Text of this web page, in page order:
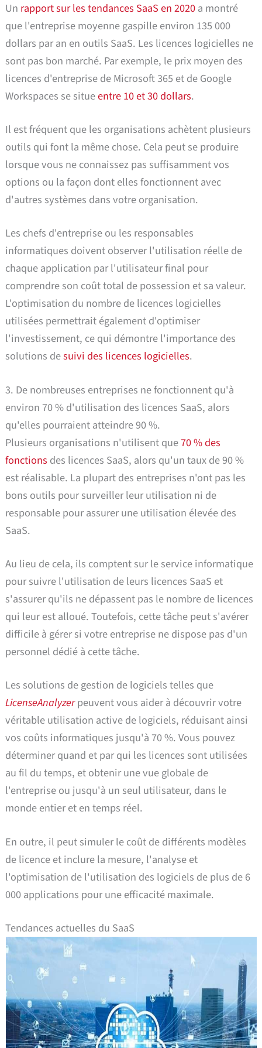
Un rapport sur les tendances SaaS en 2020a montré
que l'entreprise moyenne gaspille environ 135 000
dollars par an en outils SaaS. Les licences logicielles ne
sont pas bon marché. Par exemple, le prix moyen des
licences d'entreprise de Microsoft 365 et de Google
Workspaces se situeentre 10 et 30 dollars.
Il est fréquent que les organisations achètent plusieurs
outils qui font la même chose. Cela peut se produire
lorsque vous ne connaissez pas suffisamment vos
options ou la façon dont elles fonctionnent avec
d'autres systèmes dans votre organisation.
Les chefs d'entreprise ou les responsables
informatiques doivent observer l'utilisation réelle de
chaque application par l'utilisateur final pour
comprendre son coût total de possession et sa valeur.
L'optimisation du nombre de licences logicielles
utilisées permettrait également d'optimiser
l'investissement, ce qui démontre l'importance des
solutions desuivi des licences logicielles.
3. De nombreuses entreprises ne fonctionnent qu'à
environ 70 % d'utilisation des licences SaaS, alors
qu'elles pourraient atteindre 90 %.
Plusieurs organisations n'utilisent que70 % des
fonctions des licences SaaS, alors qu'un taux de 90 %
est réalisable. La plupart des entreprises n'ont pas les
bons outils pour surveiller leur utilisation ni de
responsable pour assurer une utilisation élevée des
SaaS.
Au lieu de cela, ils comptent sur le service informatique
pour suivre l'utilisation de leurs licences SaaS et
s'assurer qu'ils ne dépassent pas le nombre de licences
qui leur est alloué. Toutefois, cette tâche peut s'avérer
difficile à gérer si votre entreprise ne dispose pas d'un
personnel dédié à cette tâche.
Les solutions de gestion de logiciels telles que
LicenseAnalyzerpeuvent vous aider à découvrir votre
véritable utilisation active de logiciels, réduisant ainsi
vos coûts informatiques jusqu'à 70 %. Vous pouvez
déterminer quand et par qui les licences sont utilisées
au fil du temps, et obtenir une vue globale de
l'entreprise ou jusqu'à un seul utilisateur, dans le
monde entier et en temps réel.
En outre, il peut simuler le coût de différents modèles
de licence et inclure la mesure, l'analyse et
l'optimisation de l'utilisation des logiciels de plus de 6
000 applications pour une efficacité maximale.
Tendances actuelles du SaaS